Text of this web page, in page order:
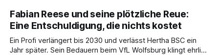
Fabian Reese und seine plötzliche Reue:
Eine Entschuldigung, die nichts kostet
Ein Profi verlängert bis 2030 und verlässt Hertha BSC ein
Jahr später. Sein Bedauern beim VfL Wolfsburg klingt ehrlich